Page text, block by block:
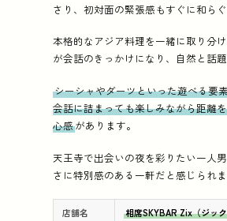
さり、初対面の緊張感もすぐに和らぐ
本格的なアジア料理を一緒に取り分
が会話のきっかけになり、自然と話題
シーシャやダーツといった遊べる要
会話に詰まっても楽しみながら距離
心感があります。
天王寺で出会いの夜を彩りたい一人
さに特別感のある一軒だと感じられま
店舗名 相席SKYBAR Zix（ジッ